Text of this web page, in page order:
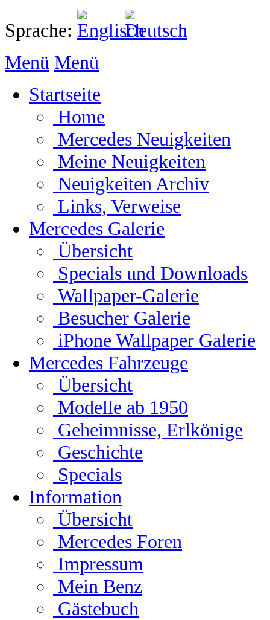
Sprache:
Menü Menü
Startseite
Home
Mercedes Neuigkeiten
Meine Neuigkeiten
Neuigkeiten Archiv
Links, Verweise
Mercedes Galerie
Übersicht
Specials und Downloads
Wallpaper-Galerie
Besucher Galerie
iPhone Wallpaper Galerie
Mercedes Fahrzeuge
Übersicht
Modelle ab 1950
Geheimnisse, Erlkönige
Geschichte
Specials
Information
Übersicht
Mercedes Foren
Impressum
Mein Benz
Gästebuch